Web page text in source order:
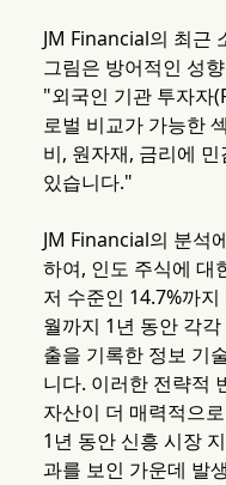
JM Financial의 최근
그림은 방어적인 성
"외국인 기관 투자자
로벌 비교가 가능한
비, 원자재, 금리에
있습니다."
JM Financial의 분석
하여, 인도 주식에 대
저 수준인 14.7%까
월까지 1년 동안 각
출을 기록한 정보 기
니다. 이러한 전략적
자산이 더 매력적으
1년 동안 신흥 시장
과를 보인 가운데 발